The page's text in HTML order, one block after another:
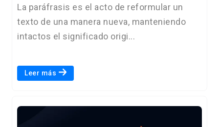
La paráfrasis es el acto de reformular un
texto de una manera nueva, manteniendo
intactos el significado origi...
Leer más